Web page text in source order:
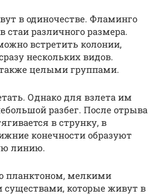
в одиночестве. Фламинго
стаи различного размера.
встретить колонии,
нескольких видов.
целыми группами.
Однако для взлета им
разбег. После отрыва
в струнку, в
конечности образуют
линию.
планктоном, мелкими
которые живут в